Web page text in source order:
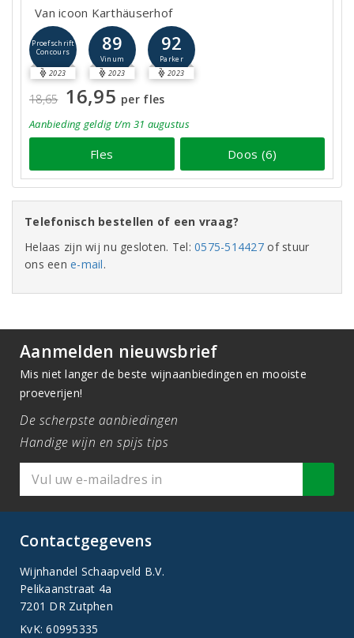
Van icoon Karthäuserhof
Proefschrift
Concours
2023
89
Vinum
2023
92
Parker
2023
18,65 16,95 per fles
Aanbieding geldig t/m 31 augustus
Fles Doos (6)
Telefonisch bestellen of een vraag?
Helaas zijn wij nu gesloten. Tel:0575-514427 of stuur
ons eene-mail.
Aanmelden nieuwsbrief
Mis niet langer de beste wijnaanbiedingen en mooiste
proeverijen!
De scherpste aanbiedingen
Handige wijn en spijs tips
Contactgegevens
Wijnhandel Schaapveld B.V.
Pelikaanstraat 4a
7201 DR Zutphen
KvK: 60995335